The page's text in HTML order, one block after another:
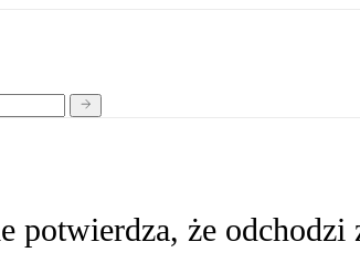
potwierdza, że odchodzi